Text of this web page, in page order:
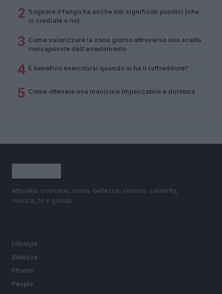
2 Sognare il fango ha anche dei significati positivi (che
ci crediate o no)
3 Come valorizzare la zona giorno attraverso una scelta
consapevole dell’arredamento
4 È benefico esercitarsi quando si ha il raffreddore?
5 Come ottenere una manicure impeccabile e duratura
Attualità, costume, moda, bellezza, cinema, celebrity,
musica, tv e gossip.
Lifestyle
Bellezza
Fitness
People